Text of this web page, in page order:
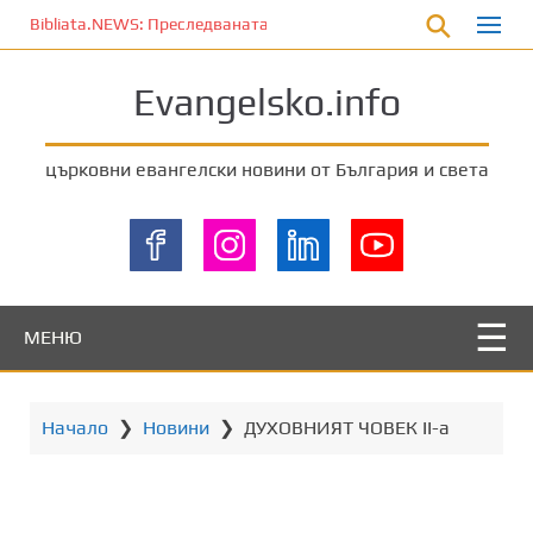
Bibliata.NEWS: Преследваната църква [7 август 2026]
Evangelsko.info
църковни евангелски новини от България и света
МЕНЮ
Начало ❯ Новини ❯ ДУХОВНИЯТ ЧОВЕК II-a